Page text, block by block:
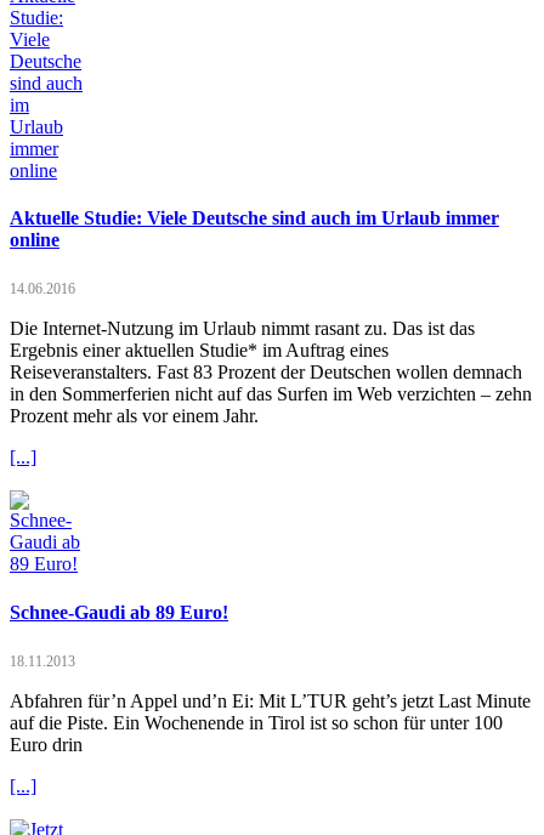
Aktuelle Studie: Viele Deutsche sind auch im Urlaub immer
online
14.06.2016
Die Internet-Nutzung im Urlaub nimmt rasant zu. Das ist das
Ergebnis einer aktuellen Studie* im Auftrag eines
Reiseveranstalters. Fast 83 Prozent der Deutschen wollen demnach
in den Sommerferien nicht auf das Surfen im Web verzichten – zehn
Prozent mehr als vor einem Jahr.
[...]
Schnee-Gaudi ab 89 Euro!
18.11.2013
Abfahren für’n Appel und’n Ei: Mit L’TUR geht’s jetzt Last Minute
auf die Piste. Ein Wochenende in Tirol ist so schon für unter 100
Euro drin
[...]